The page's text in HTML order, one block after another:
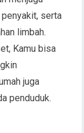
serta
limbah.
Kamu bisa
juga
penduduk.